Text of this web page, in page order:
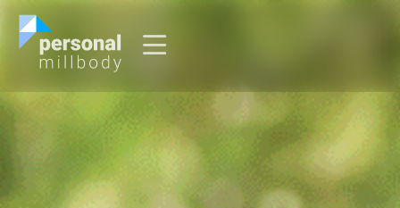
O que é Personal Millbody?